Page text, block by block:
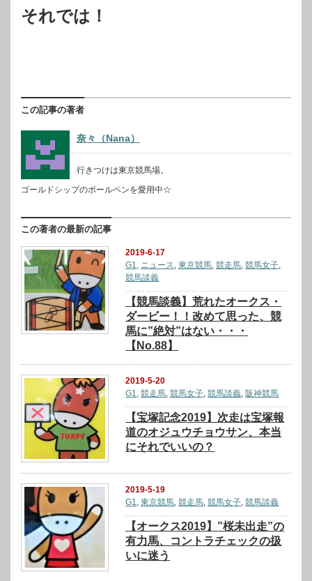
それでは！
この記事の著者
奈々（Nana）
行きつけは東京競馬場。
ゴールドシップのボールペンを愛用中☆
この著者の最新の記事
2019-6-17
G1
ニュース ,東京競馬 ,競走馬 ,競馬女子
競馬談義
【競馬談義】荒れたオークス・
ダービー！！改めて思った、競
馬に”絶対”はない・・・
【No.88】
2019-5-20
G1
,競走馬 ,競馬女子 ,競馬談義 ,阪神競馬
【宝塚記念2019】次走は宝塚報
道のオジュウチョウサン、本当
にそれでいいの？
2019-5-19
G1,東京競馬,競走馬,競馬女子,競馬談義
【オークス2019】”桜未出走”の
有力馬、コントラチェックの扱
いに迷う